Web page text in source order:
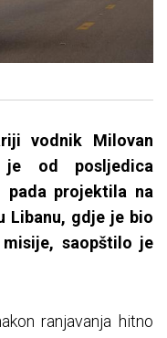
vodnik Milovan
je od posljedica
pada projektila na
Libanu, gdje je bio
saopštilo je
ranjavanja hitno